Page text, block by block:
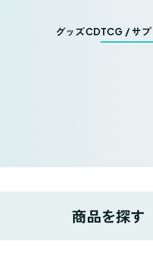
グッズCDTCG / サプ
商品を探す